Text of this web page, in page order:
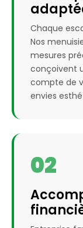
Chaque
Nos
mesures
conçoivent
compte de
envies
02